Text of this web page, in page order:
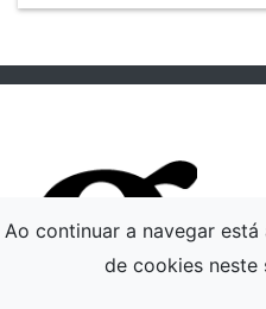
Ao continuar a navegar
de cookies neste